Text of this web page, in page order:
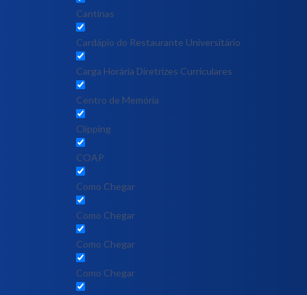
Cantinas
Cardápio do Restaurante Universitário
Carga Horária Diretrizes Curriculares
Centro de Memória
Clipping
COAP
Como Chegar
Como Chegar
Como Chegar
Como Chegar